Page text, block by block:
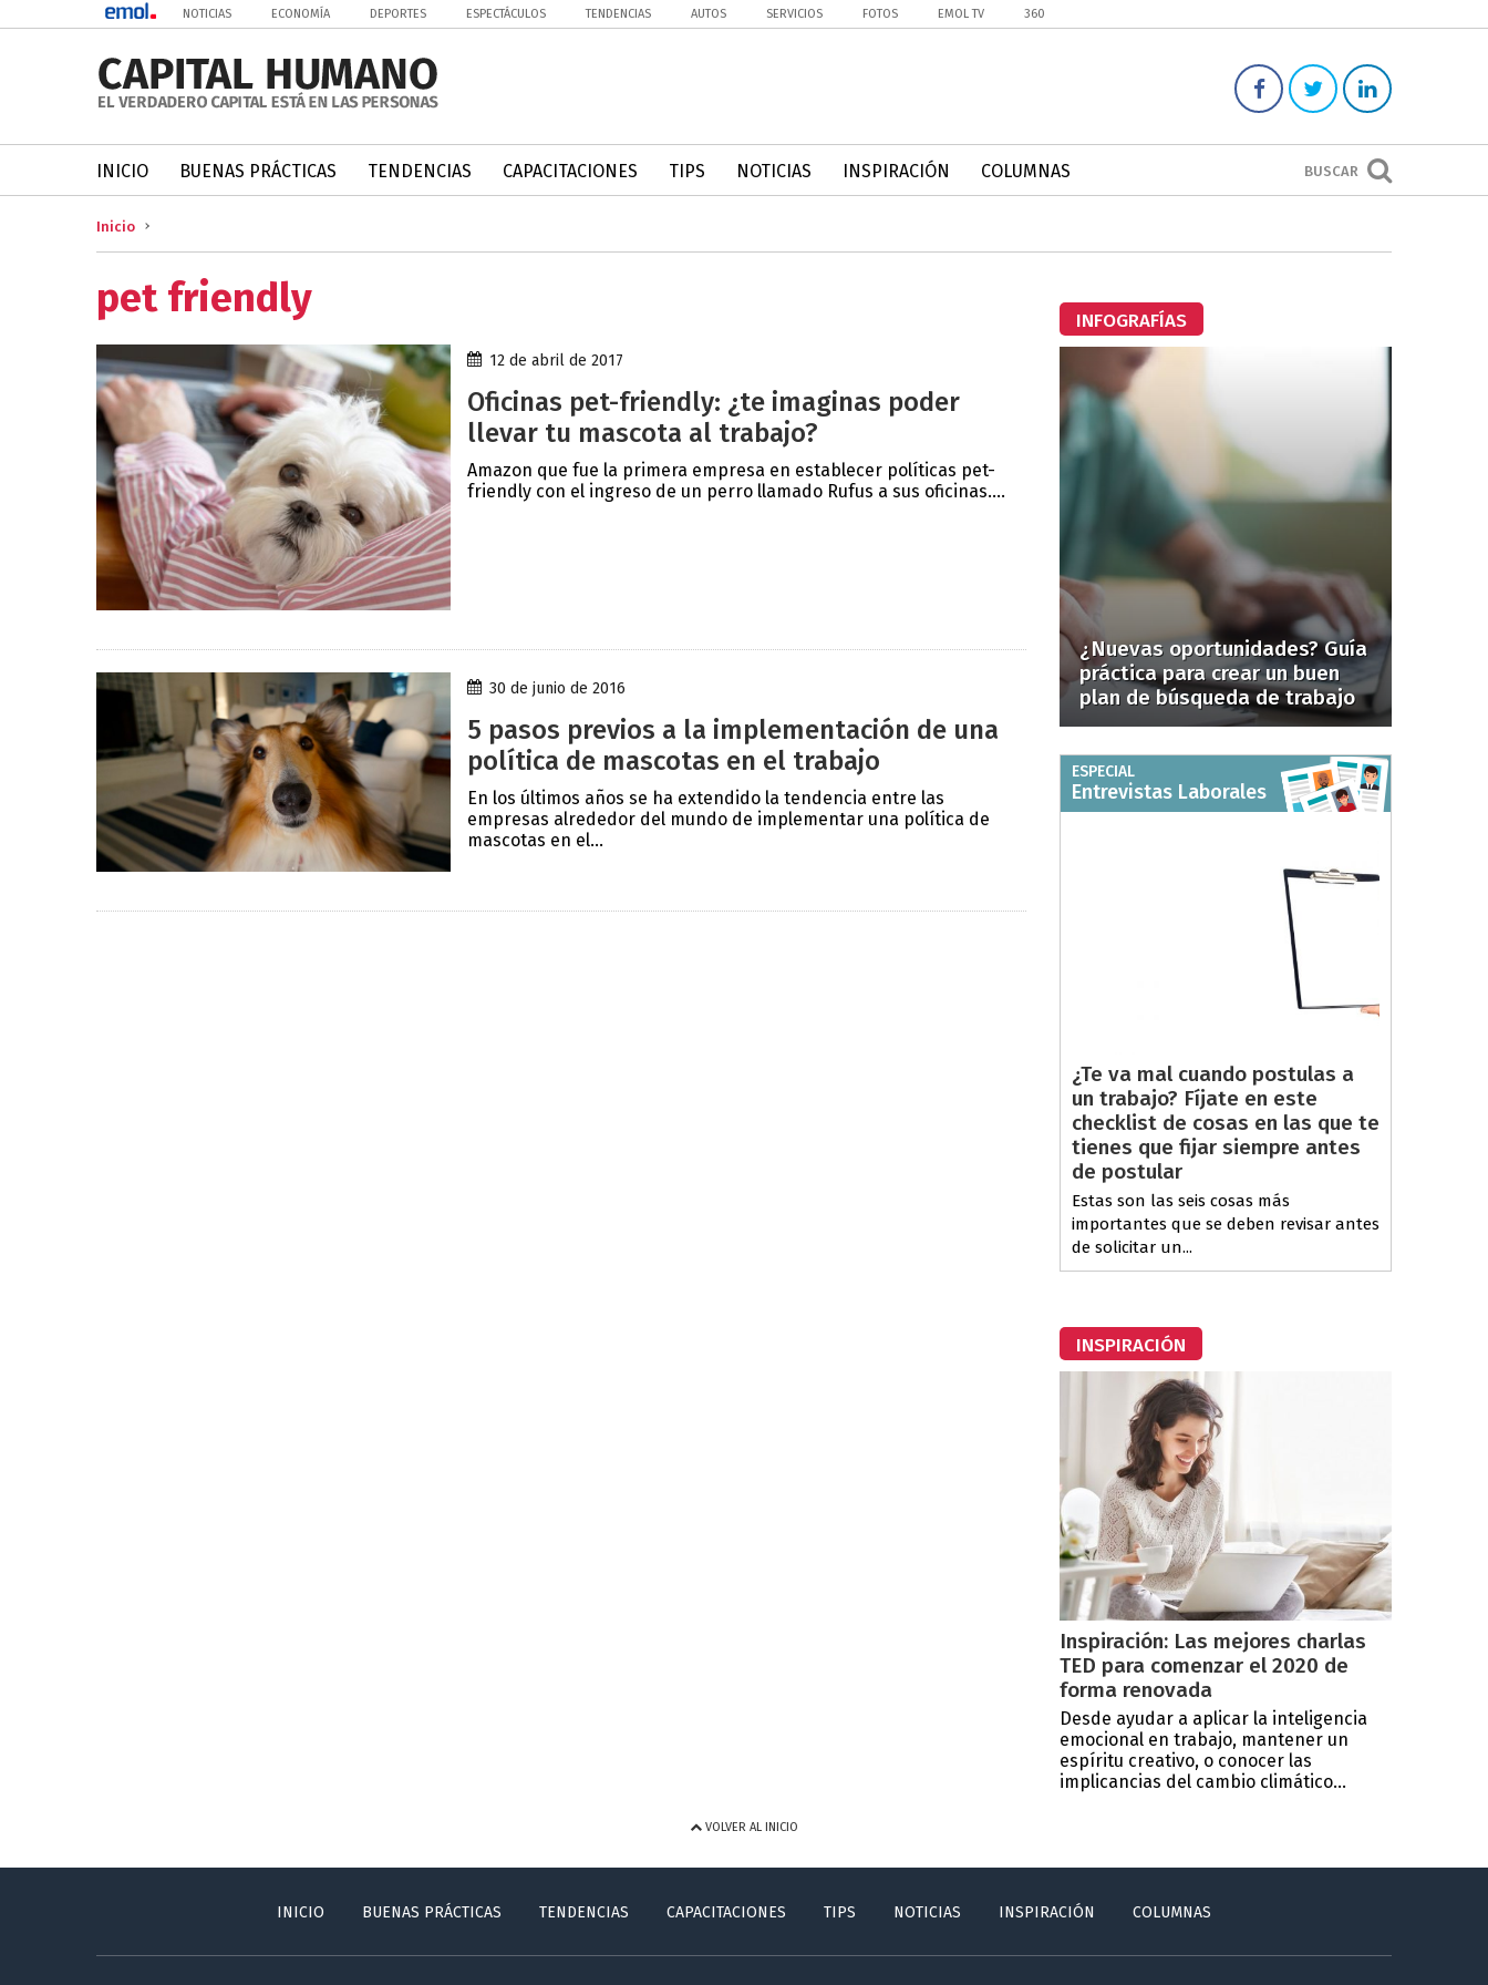
NOTICIAS ECONOMÍA DEPORTES ESPECTÁCULOS TENDENCIAS AUTOS SERVICIOS FOTOS EMOL TV 360
BUSCAR
INICIO BUENAS PRÁCTICAS TENDENCIAS CAPACITACIONES TIPS NOTICIAS INSPIRACIÓN COLUMNAS
Inicio
pet friendly
12 de abril de 2017
Oficinas pet-friendly: ¿te imaginas poder
llevar tu mascota al trabajo?
Amazon que fue la primera empresa en establecer políticas pet-
friendly con el ingreso de un perro llamado Rufus a sus oficinas....
30 de junio de 2016
5 pasos previos a la implementación de una
política de mascotas en el trabajo
En los últimos años se ha extendido la tendencia entre las
empresas alrededor del mundo de implementar una política de
mascotas en el...
INFOGRAFÍAS
¿Nuevas oportunidades? Guía
práctica para crear un buen
plan de búsqueda de trabajo
ESPECIAL
Entrevistas Laborales
¿Te va mal cuando postulas a
un trabajo? Fíjate en este
checklist de cosas en las que te
tienes que fijar siempre antes
de postular
Estas son las seis cosas más
importantes que se deben revisar antes
de solicitar un...
INSPIRACIÓN
Inspiración: Las mejores charlas
TED para comenzar el 2020 de
forma renovada
Desde ayudar a aplicar la inteligencia
emocional en trabajo, mantener un
espíritu creativo, o conocer las
implicancias del cambio climático...
VOLVER AL INICIO
INICIO BUENAS PRÁCTICAS TENDENCIAS CAPACITACIONES TIPS NOTICIAS INSPIRACIÓN COLUMNAS